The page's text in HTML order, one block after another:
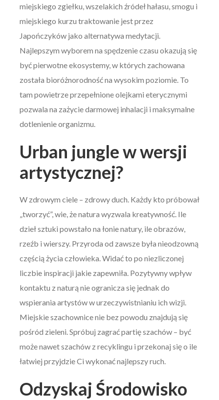
miejskiego zgiełku, wszelakich źródeł hałasu, smogu i
miejskiego kurzu traktowanie jest przez
Japończyków jako alternatywa medytacji.
Najlepszym wyborem na spędzenie czasu okazują się
być pierwotne ekosystemy, w których zachowana
została bioróżnorodność na wysokim poziomie. To
tam powietrze przepełnione olejkami eterycznymi
pozwala na zażycie darmowej inhalacji i maksymalne
dotlenienie organizmu.
Urban jungle w wersji
artystycznej?
W zdrowym ciele – zdrowy duch. Każdy kto próbował
„tworzyć”, wie, że natura wyzwala kreatywność. Ile
dzieł sztuki powstało na łonie natury, ile obrazów,
rzeźb i wierszy. Przyroda od zawsze była nieodzowną
częścią życia człowieka. Widać to po niezliczonej
liczbie inspiracji jakie zapewniła. Pozytywny wpływ
kontaktu z naturą nie ogranicza się jednak do
wspierania artystów w urzeczywistnianiu ich wizji.
Miejskie szachownice nie bez powodu znajdują się
pośród zieleni. Spróbuj zagrać partię szachów – być
może nawet szachów z recyklingu i przekonaj się o ile
łatwiej przyjdzie Ci wykonać najlepszy ruch.
Odzyskaj Środowisko